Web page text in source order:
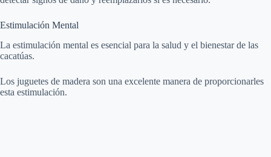
Estimulación Mental
La estimulación mental es esencial para la salud y el bienestar de las
cacatúas.
Los juguetes de madera son una excelente manera de proporcionarles
esta estimulación.